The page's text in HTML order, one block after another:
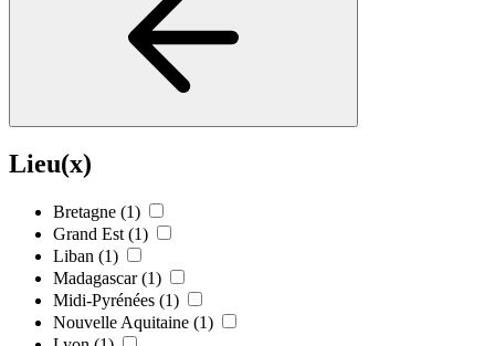
Lieu(x)
Bretagne (1)
Grand Est (1)
Liban (1)
Madagascar (1)
Midi-Pyrénées (1)
Nouvelle Aquitaine (1)